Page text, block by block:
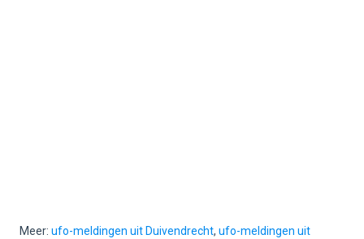
Meer: ufo-meldingen uit Duivendrecht, ufo-meldingen uit